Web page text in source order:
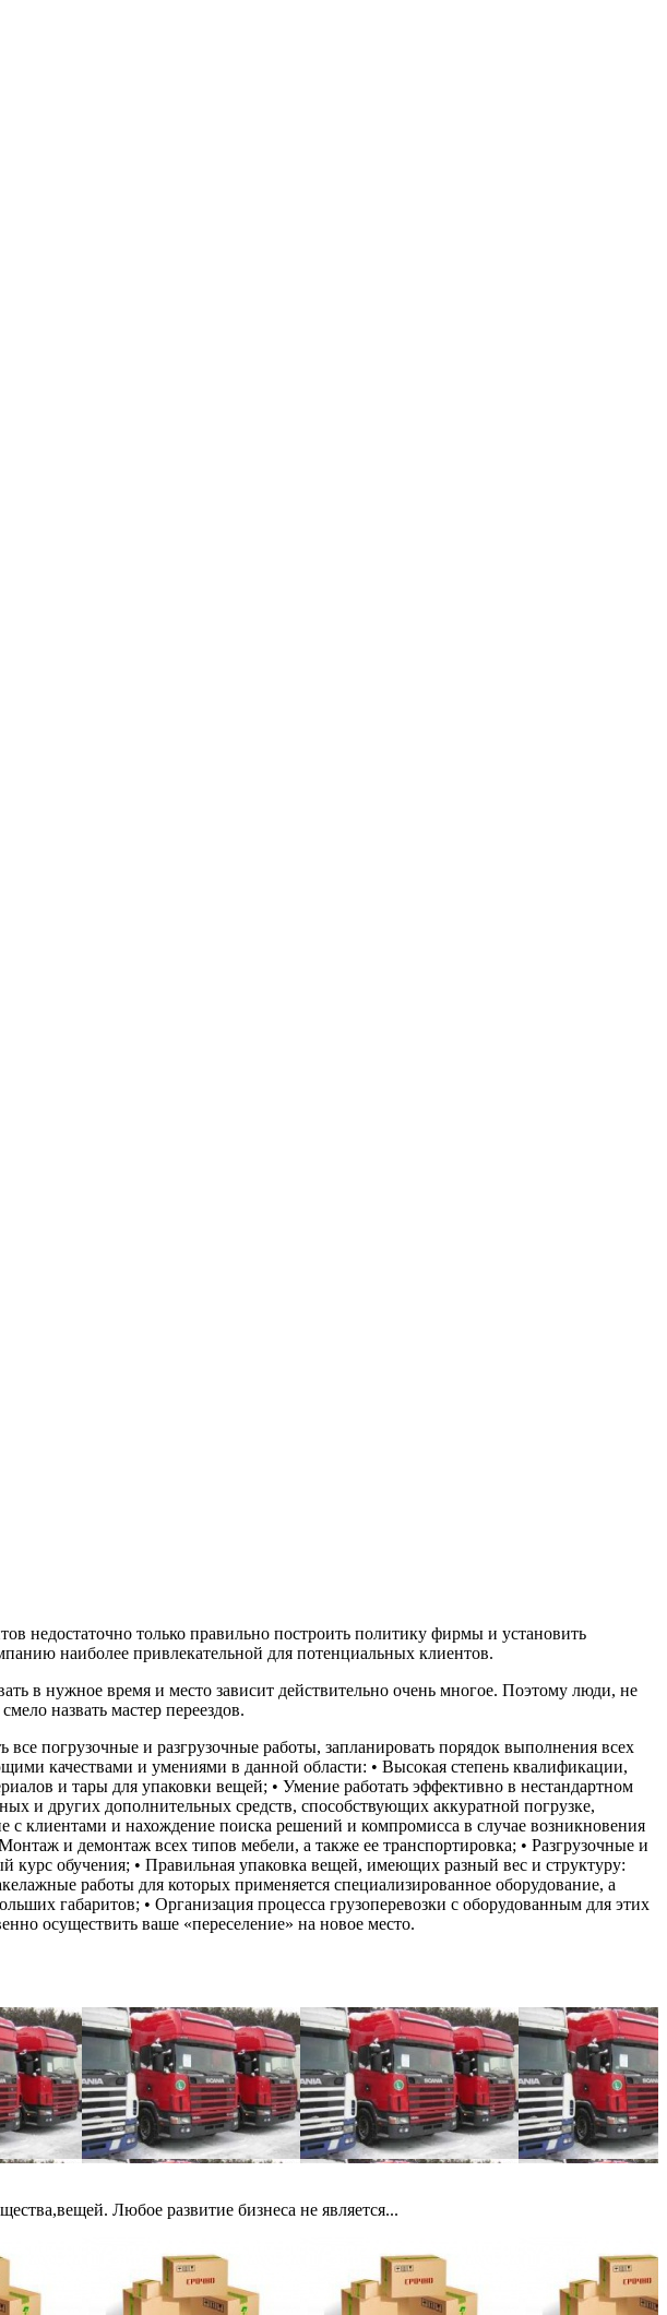
недостаточно только правильно построить политику фирмы и установить
наиболее привлекательной для потенциальных клиентов.
в нужное время и место зависит действительно очень многое. Поэтому люди, не
назвать мастер переездов.
погрузочные и разгрузочные работы, запланировать порядок выполнения всех
качествами и умениями в данной области: • Высокая степень квалификации,
и тары для упаковки вещей; • Умение работать эффективно в нестандартном
и других дополнительных средств, способствующих аккуратной погрузке,
клиентами и нахождение поиска решений и компромисса в случае возникновения
и демонтаж всех типов мебели, а также ее транспортировка; • Разгрузочные и
обучения; • Правильная упаковка вещей, имеющих разный вес и структуру:
работы для которых применяется специализированное оборудование, а
габаритов; • Организация процесса грузоперевозки с оборудованным для этих
осуществить ваше «переселение» на новое место.
Любое развитие бизнеса не является...